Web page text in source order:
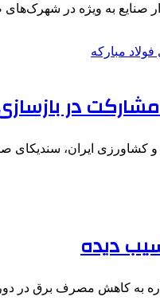
صنایع به ویژه در
در
و کشاورزی ایران، سندیکای
دیده
به کاهش مصرف برق در